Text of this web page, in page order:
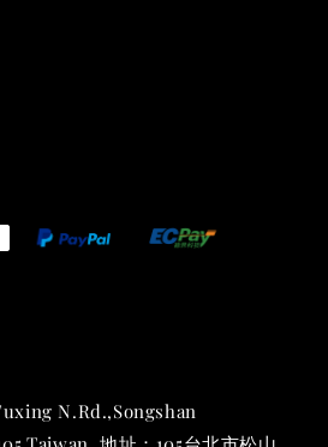
T-shirt
加入購物車
N.Rd.,Songshan